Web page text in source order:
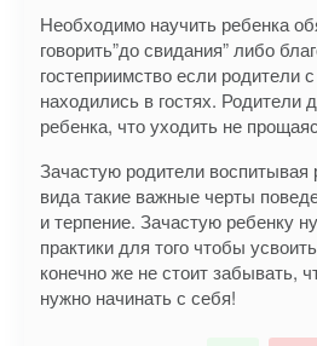
Необходимо научить ребенка
говорить”до свидания” либо
гостеприимство если родители
находились в гостях. Родители
ребенка, что уходить не
Зачастую родители воспитывая
вида такие важные черты
и терпение. Зачастую ребенку
практики для того чтобы
конечно же не стоит забывать,
нужно начинать с себя!